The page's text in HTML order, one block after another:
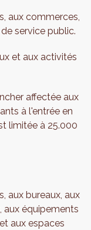
aux commerces,
service public.
et aux activités
affectée aux
à l'entrée en
limitée à 25.000
aux bureaux, aux
aux équipements
aux espaces